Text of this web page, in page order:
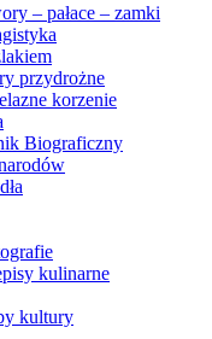
– pałace – zamki
przydrożne
korzenie
Biograficzny
kulinarne
kultury